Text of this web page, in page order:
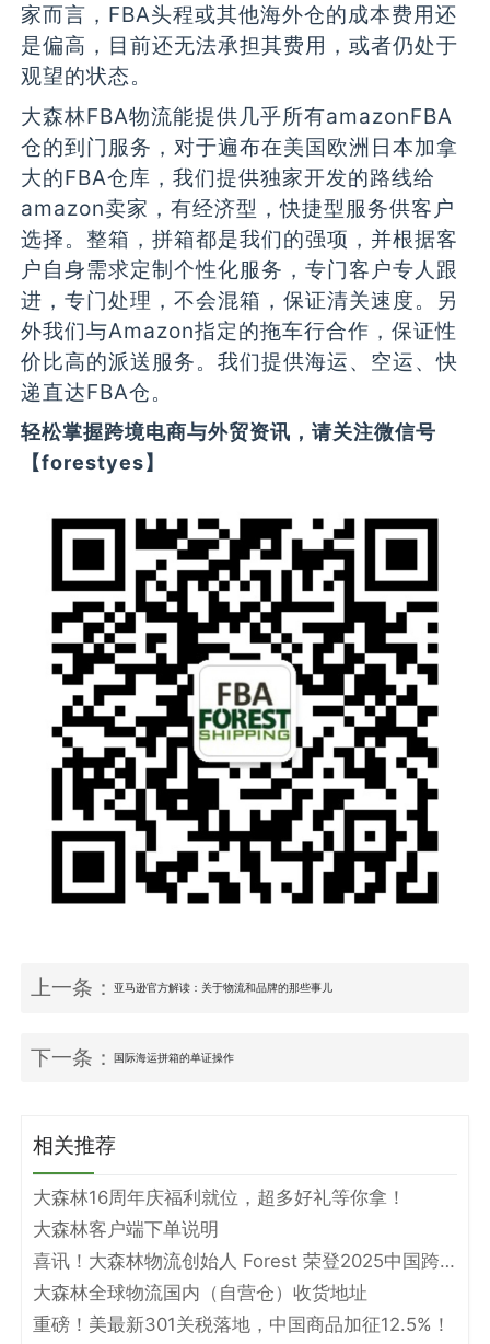
家而言，FBA头程或其他海外仓的成本费用还
是偏高，目前还无法承担其费用，或者仍处于
观望的状态。
大森林FBA物流能提供几乎所有amazonFBA
仓的到门服务，对于遍布在美国欧洲日本加拿
大的FBA仓库，我们提供独家开发的路线给
amazon卖家，有经济型，快捷型服务供客户
选择。整箱，拼箱都是我们的强项，并根据客
户自身需求定制个性化服务，专门客户专人跟
进，专门处理，不会混箱，保证清关速度。另
外我们与Amazon指定的拖车行合作，保证性
价比高的派送服务。我们提供海运、空运、快
递直达FBA仓。
轻松掌握跨境电商与外贸资讯，请关注微信号
【forestyes】
上一条：亚马逊官方解读：关于物流和品牌的那些事儿
下一条：国际海运拼箱的单证操作
相关推荐
大森林16周年庆福利就位，超多好礼等你拿！
大森林客户端下单说明
喜讯！大森林物流创始人 Forest 荣登2025中国跨境电商物流名人堂！
大森林全球物流国内（自营仓）收货地址
重磅！美最新301关税落地，中国商品加征12.5%！